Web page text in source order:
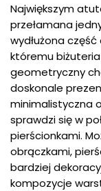
Największym
przełamana
wydłużona
któremu
geometryczny
doskonale
minimalistyczna
sprawdzi się w
pierścionkami.
obrączkami,
bardziej
kompozycje